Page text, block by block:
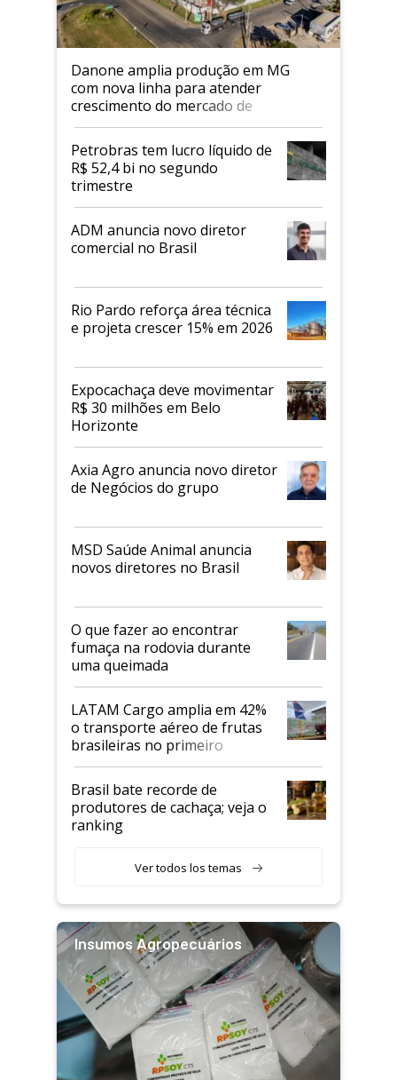
Danone amplia produção em MG
com nova linha para atender
crescimento do mercado de
alimentos proteicos
Petrobras tem lucro líquido de
R$ 52,4 bi no segundo
trimestre
ADM anuncia novo diretor
comercial no Brasil
Rio Pardo reforça área técnica
e projeta crescer 15% em 2026
Expocachaça deve movimentar
R$ 30 milhões em Belo
Horizonte
Axia Agro anuncia novo diretor
de Negócios do grupo
MSD Saúde Animal anuncia
novos diretores no Brasil
O que fazer ao encontrar
fumaça na rodovia durante
uma queimada
LATAM Cargo amplia em 42%
o transporte aéreo de frutas
brasileiras no primeiro
semestre
Brasil bate recorde de
produtores de cachaça; veja o
ranking
Ver todos los temas
Insumos Agropecuários